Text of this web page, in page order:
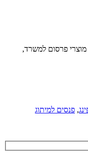
מוצרי פרסום למשרד,
, פנסים למיתוג